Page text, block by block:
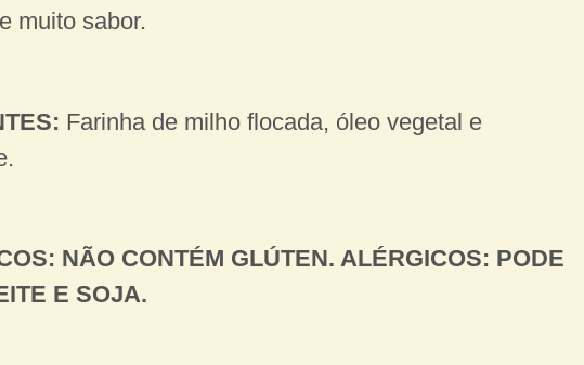
muito sabor.
Farinha de milho flocada, óleo vegetal e
NÃO CONTÉM GLÚTEN. ALÉRGICOS: PODE
E SOJA.